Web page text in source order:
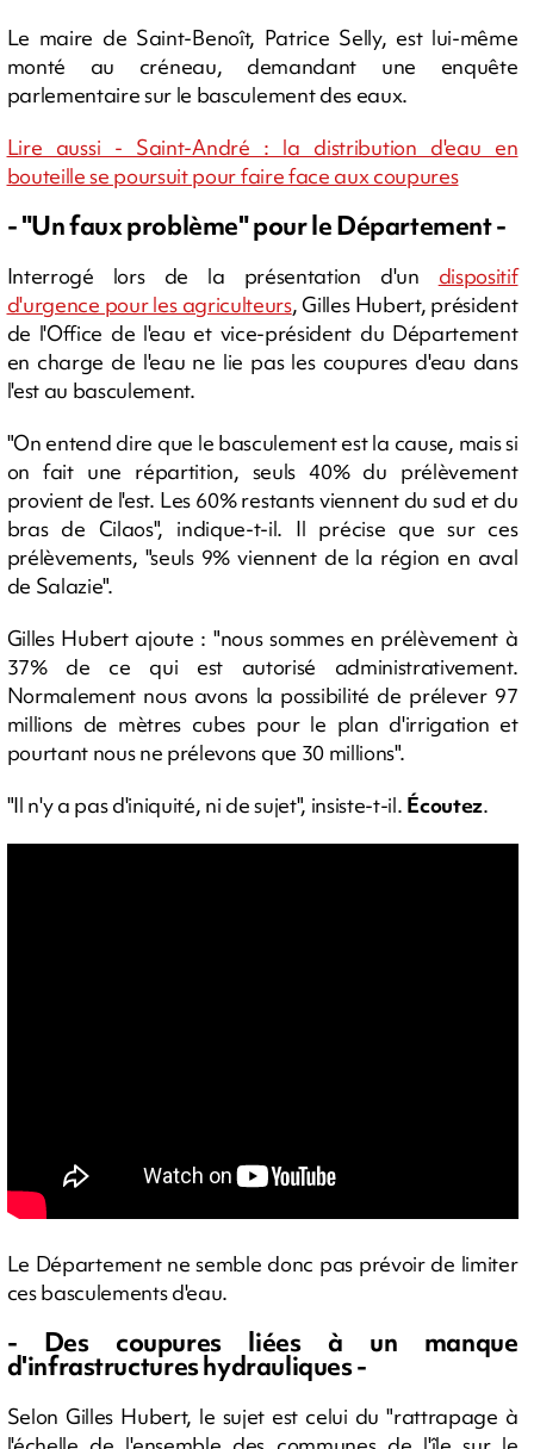
Le maire de Saint-Benoît, Patrice Selly, est lui-même
monté au créneau, demandant une enquête
parlementaire sur le basculement des eaux.
Lire aussi - Saint-André : la distribution d'eau en
bouteille se poursuit pour faire face aux coupures
- "Un faux problème" pour le Département -
Interrogé lors de la présentation d'un dispositif
d'urgence pour les agriculteurs, Gilles Hubert, président
de l'Office de l'eau et vice-président du Département
en charge de l'eau ne lie pas les coupures d'eau dans
l'est au basculement.
"On entend dire que le basculement est la cause, mais si
on fait une répartition, seuls 40% du prélèvement
provient de l'est. Les 60% restants viennent du sud et du
bras de Cilaos", indique-t-il. Il précise que sur ces
prélèvements, "seuls 9% viennent de la région en aval
de Salazie".
Gilles Hubert ajoute : "nous sommes en prélèvement à
37% de ce qui est autorisé administrativement.
Normalement nous avons la possibilité de prélever 97
millions de mètres cubes pour le plan d'irrigation et
pourtant nous ne prélevons que 30 millions".
"Il n'y a pas d'iniquité, ni de sujet", insiste-t-il. Écoutez.
Le Département ne semble donc pas prévoir de limiter
ces basculements d'eau.
- Des coupures liées à un manque
d'infrastructures hydrauliques -
Selon Gilles Hubert, le sujet est celui du "rattrapage à